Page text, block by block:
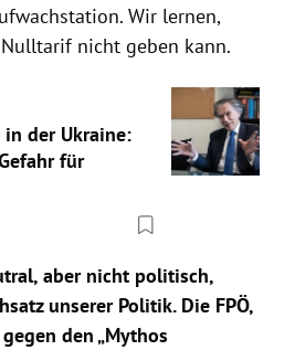
Wir lernen,
nicht geben kann.
in der Ukraine:
für
aber nicht politisch,
unserer Politik. Die FPÖ,
den „Mythos